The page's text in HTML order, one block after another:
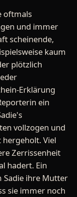
oftmals
und immer
scheinende,
kaum
plötzlich
Erklärung
ein
vollzogen und
Viel
Zerrissenheit
hadert. Ein
Sadie ihre Mutter
sie immer noch